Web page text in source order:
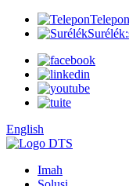
Surélék:
English
Imah